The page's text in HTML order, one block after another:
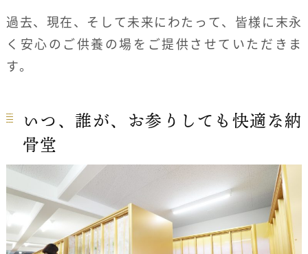
過去、現在、そして未来にわたって、皆様に末永
く安心のご供養の場をご提供させていただきま
す。
いつ、誰が、お参りしても快適な納
骨堂